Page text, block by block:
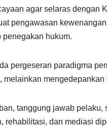
agar selaras dengan
pengawasan
hukum.
pergeseran paradigma
tanggung jawab
rehabilitasi, dan mediasi